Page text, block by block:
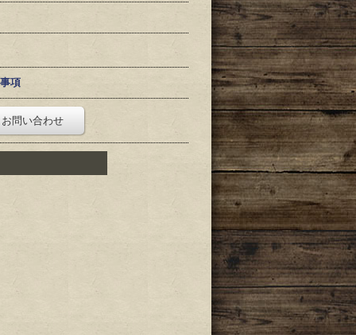
項
お問い合わせ